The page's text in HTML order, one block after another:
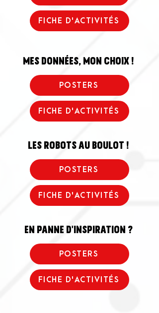
FICHE D'ACTIVITÉS
mes données, mon choix !
POSTERS
FICHE D'ACTIVITÉS
les robots au boulot !
POSTERS
FICHE D'ACTIVITÉS
en panne d'inspiration ?
POSTERS
FICHE D'ACTIVITÉS